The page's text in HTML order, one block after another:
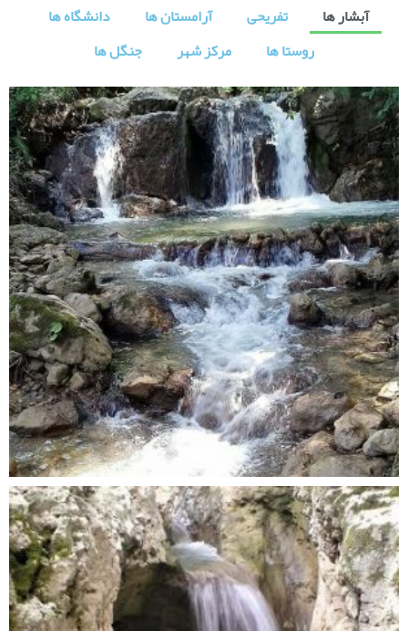
آبشار ها تفریحی آرامستان ها
دانشگاه ها
روستا ها
مرکز شهر جنگل ها